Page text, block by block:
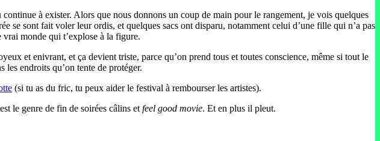
à exister. Alors que nous donnons un coup de main pour le rangement, je vois quelques
se sont fait voler leur ordis, et quelques sacs ont disparu, notamment celui d’une fille qui n’a pas
monde qui t’explose à la figure.
et enivrant, et ça devient triste, parce qu’on prend tous et toutes conscience, même si tout le
les endroits qu’on tente de protéger.
(si tu as du fric, tu peux aider le festival à rembourser les artistes).
le genre de fin de soirées câlins et feel good movie. Et en plus il pleut.